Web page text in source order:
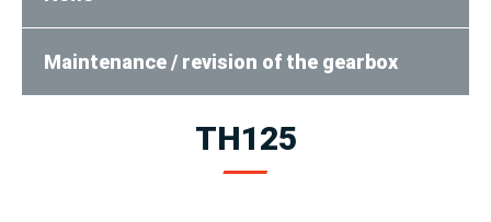
Maintenance / revision of the gearbox
TH125